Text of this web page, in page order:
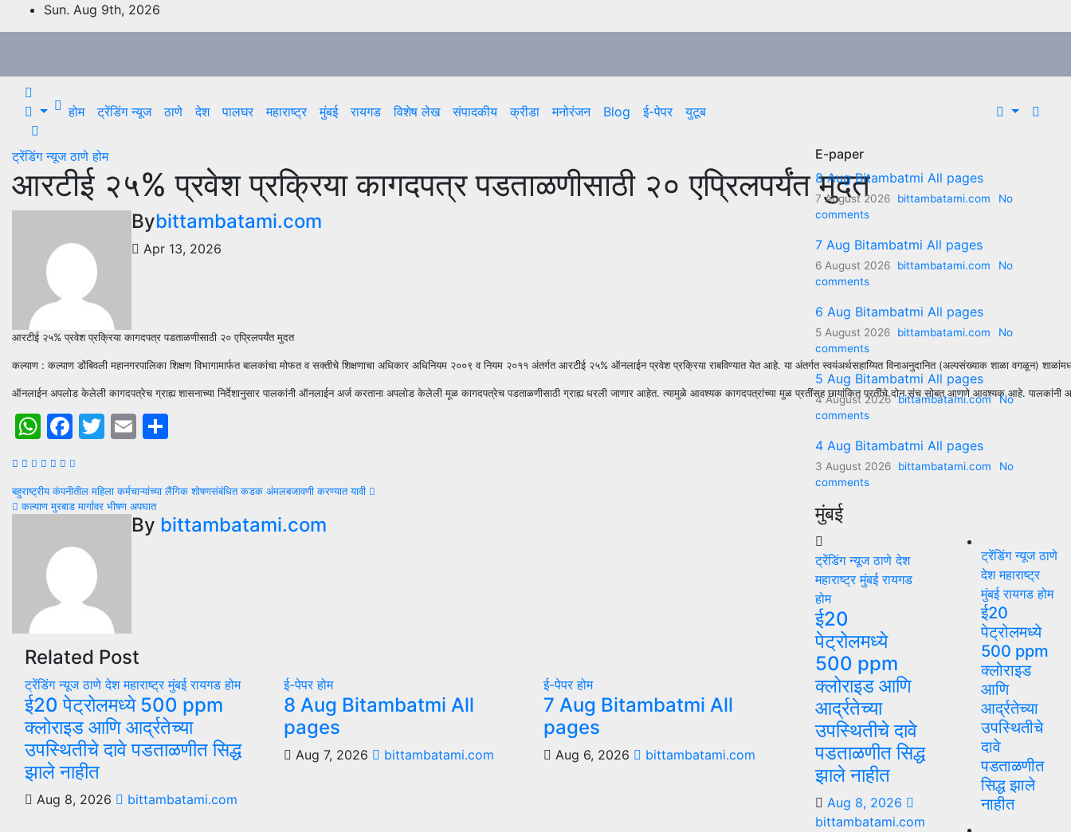
to
Sun. Aug 9th, 2026
होम ट्रेंडिंग न्यूज ठाणे देश पालघर महाराष्ट्र मुंबई रायगड विशेष लेख संपादकीय क्रीडा मनोरंजन Blog ई-पेपर युटूब
ट्रेंडिंग न्यूजठाणेहोम
आरटीई २५% प्रवेश प्रक्रिया कागदपत्र पडताळणीसाठी २० एप्रिलपर्यंत मुदत
Bybittambatami.com
Apr 13, 2026
आरटीई २५% प्रवेश प्रक्रिया कागदपत्र पडताळणीसाठी २० एप्रिलपर्यंत मुदत
कल्याण : कल्याण डोंबिवली महानगरपालिका शिक्षण विभागामार्फत बालकांचा मोफत व सक्तीचे शिक्षणाचा अधिकार अधिनियम २००९ व नियम २०११ अंतर्गत आरटीई २५% ऑनलाईन प्रवेश प्रक्रिया राबविण्यात येत आहे. या अंतर्गत स्वयंअर्थसहाय्यित विनाअनुदानित (अल्पसंख्याक शाळा
ऑनलाईन अपलोड केलेली कागदपत्रेच ग्राह्य शासनाच्या निर्देशानुसार पालकांनी ऑनलाईन अर्ज करताना अपलोड केलेली मूळ कागदपत्रेच पडताळणीसाठी ग्राह्य धरली जाणार आहेत. त्यामुळे आवश्यक कागदपत्रांच्या मुळ प्रतींसह छायांकित प्रतींचे दोन संच सोबत आणणे आवश्यक आहे. पालकांनी
WhatsApp
Facebook
Twitter
Email
Post
navigation
बहुराष्ट्रीय कंपनीतील महिला कर्मचाऱ्यांच्या लैंगिक शोषणसंबंधित कडक अंमलबजावणी करण्यात यावी
कल्याण मुरबाड मार्गावर भीषण अपघात
By bittambatami.com
Related Post
ट्रेंडिंग न्यूजठाणेदेशमहाराष्ट्रमुंबईरायगडहोम
ई20 पेट्रोलमध्ये 500 ppm
क्लोराइड आणि आर्द्रतेच्या
उपस्थितीचे दावे पडताळणीत सिद्ध
झाले नाहीत
Aug 8, 2026 bittambatami.com
ई-पेपरहोम
8 Aug Bitambatmi All
pages
Aug 7, 2026 bittambatami.com
ई-पेपरहोम
7 Aug Bitambatmi All
pages
Aug 6, 2026 bittambatami.com
E-paper
8 Aug Bitambatmi All pages
7 August 2026 bittambatami.com
No
comments
7 Aug Bitambatmi All pages
6 August 2026 bittambatami.com
No
comments
6 Aug Bitambatmi All pages
5 August 2026 bittambatami.com
No
comments
5 Aug Bitambatmi All pages
4 August 2026 bittambatami.com
No
comments
4 Aug Bitambatmi All pages
3 August 2026 bittambatami.com
No
comments
मुंबई
ट्रेंडिंग न्यूजठाणेदेश
महाराष्ट्रमुंबईरायगड
होम
ई20
पेट्रोलमध्ये
500 ppm
क्लोराइड आणि
आर्द्रतेच्या
उपस्थितीचे दावे
पडताळणीत सिद्ध
झाले नाहीत
Aug 8, 2026
bittambatami.com
ट्रेंडिंग न्यूजठाणे
देशमहाराष्ट्र
मुंबईरायगडहोम
ई20
पेट्रोलमध्ये
500 ppm
क्लोराइड
आणि
आर्द्रतेच्या
उपस्थितीचे
दावे
पडताळणीत
सिद्ध झाले
नाहीत